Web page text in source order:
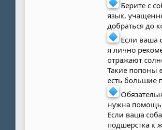
Берите с
язык,
добраться до
Если ваша
я лично
отражают
Такие попоны
есть большие
нужна
Если ваша
подшерстка к